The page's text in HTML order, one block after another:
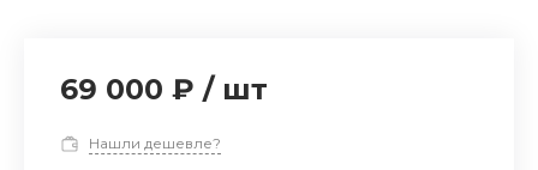
69 000 ₽ / шт
Нашли дешевле?